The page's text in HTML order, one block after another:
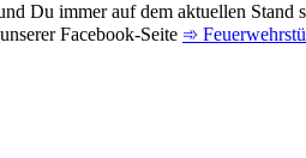
Du immer auf dem aktuellen
Facebook-Seite ➾